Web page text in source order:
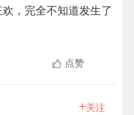
，完全不知道发生了
点赞
+关注